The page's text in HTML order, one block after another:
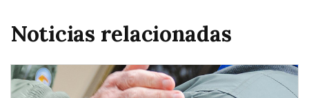
Noticias relacionadas